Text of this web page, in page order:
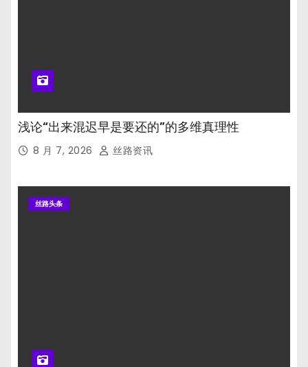
浅论“出来混迟早是要还的”的多维真理性
8 月 7, 2026 丝路资讯
丝路头条